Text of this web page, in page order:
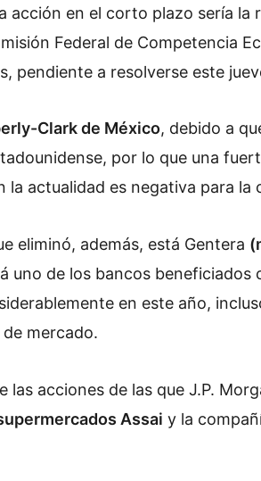
acción en el corto plazo sería la
Federal de Competencia
pendiente a resolverse este
Clark de México, debido a
por lo que una
la actualidad es negativa para la
eliminó, además, está Gentera
uno de los bancos beneficiados
en este año,
mercado.
las acciones de las que J.P.
Assai y la